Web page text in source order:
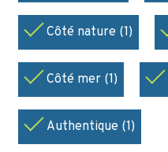
Côté nature (1)
Côté mer (1)
Authentique (1)